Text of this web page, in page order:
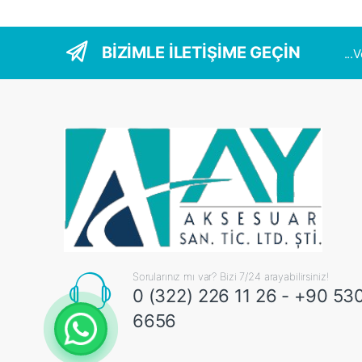
BİZİMLE İLETİŞİME GEÇİN
Sorularınız mı var? Bizi 7/24 arayabilirsiniz!
0 (322) 226 11 26 - +90
6656